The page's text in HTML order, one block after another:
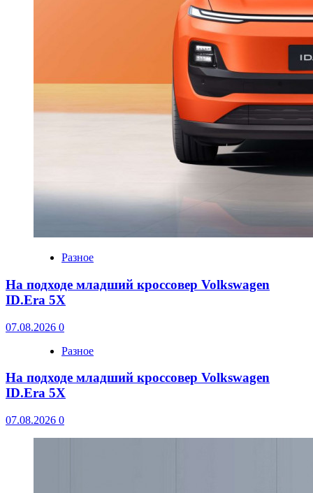
Разное
На подходе младший кроссовер Volkswagen
ID.Era 5X
07.08.2026 0
Разное
На подходе младший кроссовер Volkswagen
ID.Era 5X
07.08.2026 0